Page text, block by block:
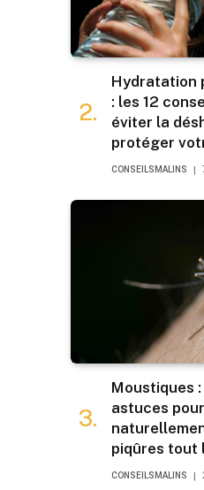
Hydratation
: les 12
éviter la
protéger
CONSEILSMALINS
Moustiques
astuces
piqûres tout
CONSEILSMALINS